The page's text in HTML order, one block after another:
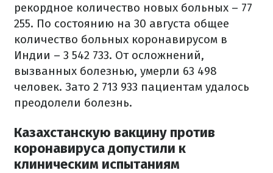
рекордное количество новых больных – 77
255. По состоянию на 30 августа общее
количество больных коронавирусом в
Индии – 3 542 733. От осложнений,
вызванных болезнью, умерли 63 498
человек. Зато 2 713 933 пациентам удалось
преодолели болезнь.
Казахстанскую вакцину против
коронавируса допустили к
клиническим испытаниям